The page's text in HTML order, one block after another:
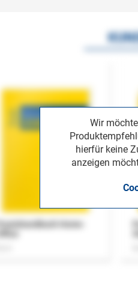
Wir
hierfür keine
anzeigen
Praxishandbuch Home-